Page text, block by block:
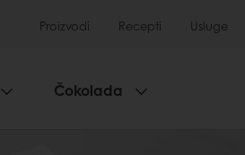
Proizvodi Recepti Usluge
Čokolada